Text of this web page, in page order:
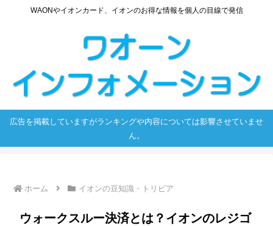
WAONやイオンカード、イオンのお得な情報を個人の目線で発信
広告を掲載していますがランキングや内容については影響させていませ
ん。
ホーム イオンの豆知識・トリビア
ウォークスルー決済とは？イオンのレジゴ